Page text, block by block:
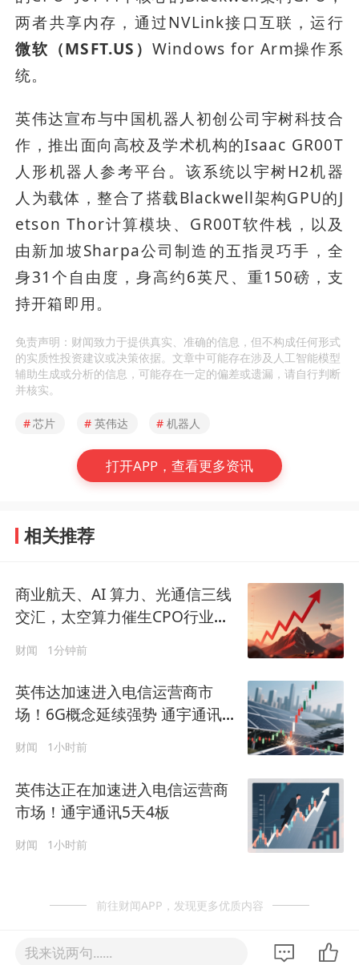
两者共享内存，通过NVLink接口互联，运行
微软（MSFT.US） Windows for Arm操作系
统。
英伟达宣布与中国机器人初创公司宇树科技合
作，推出面向高校及学术机构的Isaac GR00T
人形机器人参考平台。该系统以宇树H2机器
人为载体，整合了搭载Blackwell架构GPU的J
etson Thor计算模块、GR00T软件栈，以及
由新加坡Sharpa公司制造的五指灵巧手，全
身31个自由度，身高约6英尺、重150磅，支
持开箱即用。
免责声明：财闻致力于提供真实、准确的信息，但不构成任何形式
的实质性投资建议或决策依据。文章中可能存在涉及人工智能模型
辅助生成或分析的信息，可能存在一定的偏差或遗漏，请自行判断
并核实。
#芯片 # 英伟达 # 机器人
打开APP，查看更多资讯
相关推荐
商业航天、AI 算力、光通信三线
交汇，太空算力催生CPO行业新
财闻 1分钟前
英伟达加速进入电信运营商市
场！6G概念延续强势 通宇通讯5
天4板
财闻 1小时前
英伟达正在加速进入电信运营商
市场！通宇通讯5天4板
财闻 1小时前
前往财闻APP，发现更多优质内容
我来说两句......